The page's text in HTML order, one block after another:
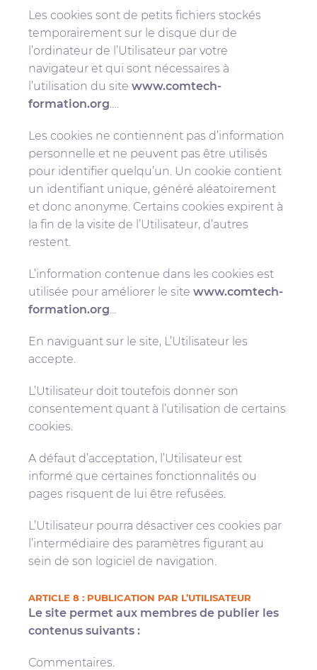
Les cookies sont de petits fichiers stockés
temporairement sur le disque dur de
l’ordinateur de l’Utilisateur par votre
navigateur et qui sont nécessaires à
l’utilisation du site www.comtech-
formation.org
Les cookies ne contiennent pas d’information
personnelle et ne peuvent pas être utilisés
pour identifier quelqu’un. Un cookie contient
un identifiant unique, généré aléatoirement
et donc anonyme. Certains cookies expirent à
la fin de la visite de l’Utilisateur, d’autres
restent.
L’information contenue dans les cookies est
utilisée pour améliorer le site www.comtech-
formation.org
En naviguant sur le site, L’Utilisateur les
accepte.
L’Utilisateur doit toutefois donner son
consentement quant à l’utilisation de certains
cookies.
A défaut d’acceptation, l’Utilisateur est
informé que certaines fonctionnalités ou
pages risquent de lui être refusées.
L’Utilisateur pourra désactiver ces cookies par
l’intermédiaire des paramètres figurant au
sein de son logiciel de navigation.
ARTICLE 8 : PUBLICATION PAR L’UTILISATEUR
Le site permet aux membres de publier les
contenus suivants :
Commentaires.